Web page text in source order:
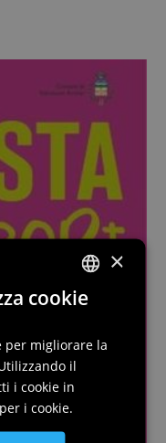
ENGLISH
GERMAN
SLOVENIAN
×
cookie
per migliorare la
il
i cookie in
i cookie.